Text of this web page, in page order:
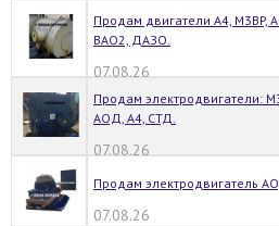
Продам двигатели А4,
ВАО2, ДАЗО.
07.08.26
Продам электродвигатели:
АОД, А4, СТД.
07.08.26
Продам электродвигатель
07.08.26